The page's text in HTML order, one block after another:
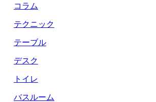
コラム
テクニック
テーブル
デスク
トイレ
バスルーム